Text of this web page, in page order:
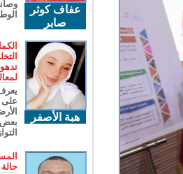
عفاف كوثر
صابر
هبة الأصفر
على
بعض